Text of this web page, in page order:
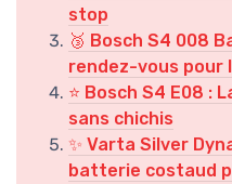
stop
🥉 Bosch S4 008
rendez-vous pour
⭐ Bosch S4 E08 :
sans chichis
✨ Varta Silver
batterie costaud